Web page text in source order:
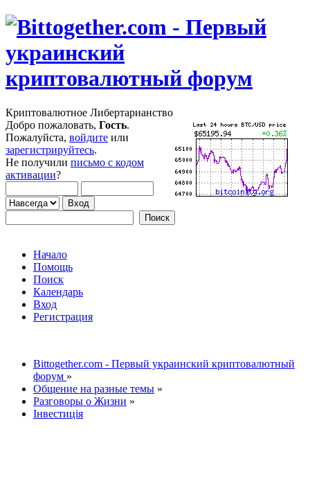
Криптовалютное Либертарианство
Добро пожаловать, Гость.
Пожалуйста, войдите или
зарегистрируйтесь.
Не получили письмо с кодом
активации?
Начало
Помощь
Поиск
Календарь
Вход
Регистрация
Bittogether.com - Первый украинский криптовалютный
форум »
Общение на разные темы »
Разговоры о Жизни »
Інвестиція